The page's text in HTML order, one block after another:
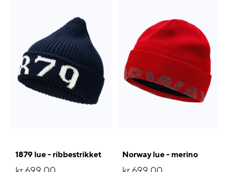
1879 lue - ribbestrikket Norway lue - merino